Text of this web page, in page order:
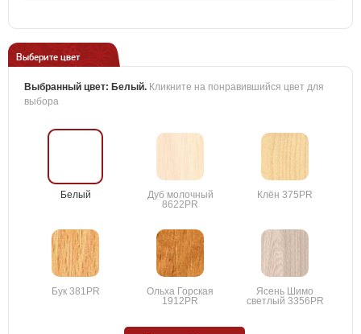
Выберите цвет
Выбранный цвет: Белый. Кликните на понравившийся цвет для
выбора
Белый
Дуб молочный
8622PR
Клён 375PR
Бук 381PR
Ольха Горская
1912PR
Ясень Шимо
светлый 3356PR